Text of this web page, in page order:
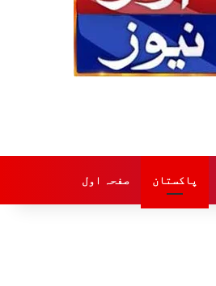
صفحہ اول پاکستان